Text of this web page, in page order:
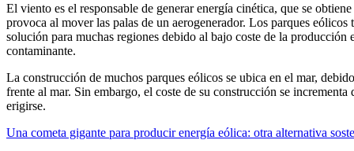
El viento es el responsable de generar energía cinética, que se
provoca al mover las palas de un aerogenerador. Los parques
solución para muchas regiones debido al bajo coste de la producción
contaminante.
La construcción de muchos parques eólicos se ubica en el mar,
frente al mar. Sin embargo, el coste de su construcción se
erigirse.
Una cometa gigante para producir energía eólica: otra alternativa